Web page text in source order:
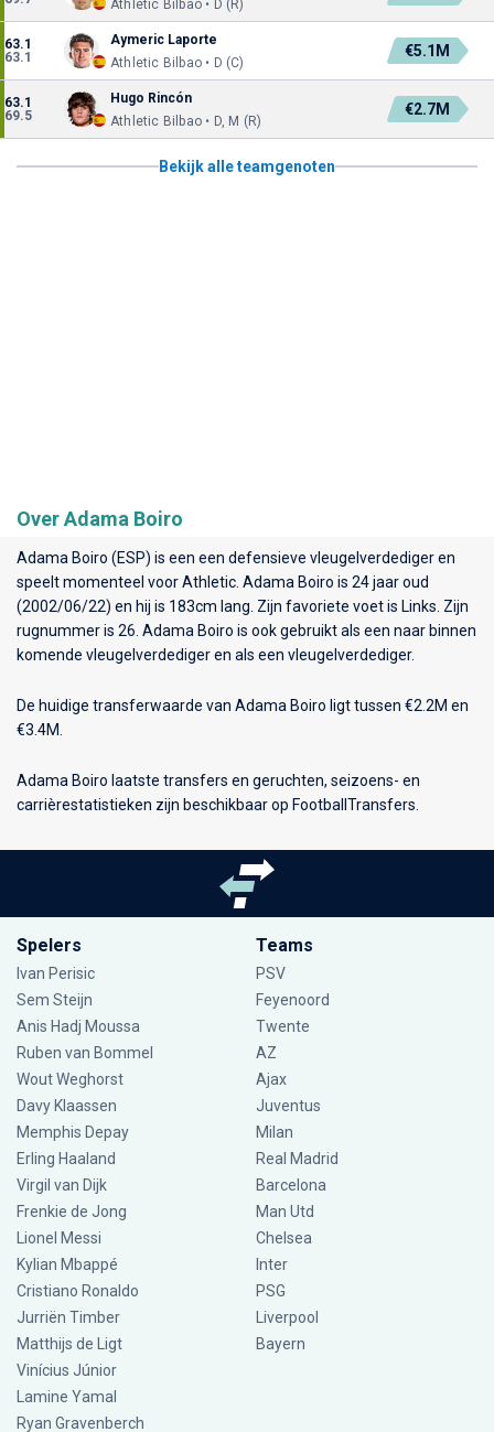
Athletic Bilbao • D (R)
63.1
63.1
Aymeric Laporte
Athletic Bilbao • D (C)
€5.1M
63.1
69.5
Hugo Rincón
Athletic Bilbao • D, M (R)
€2.7M
Bekijk alle teamgenoten
Over Adama Boiro
Adama Boiro (ESP) is een een defensieve vleugelverdediger en
speelt momenteel voorAthletic . Adama Boiro is 24 jaar oud
(2002/06/22) en hij is 183cm lang. Zijn favoriete voet is Links. Zijn
rugnummer is 26. Adama Boiro is ook gebruikt als een naar binnen
komende vleugelverdediger en als een vleugelverdediger.
De huidige transferwaarde van Adama Boiro ligt tussen €2.2M en
€3.4M.
Adama Boiro laatste transfers en geruchten, seizoens- en
carrièrestatistieken zijn beschikbaar op FootballTransfers.
Spelers
Ivan Perisic
Sem Steijn
Anis Hadj Moussa
Ruben van Bommel
Wout Weghorst
Davy Klaassen
Memphis Depay
Erling Haaland
Virgil van Dijk
Frenkie de Jong
Lionel Messi
Kylian Mbappé
Cristiano Ronaldo
Jurriën Timber
Matthijs de Ligt
Vinícius Júnior
Lamine Yamal
Ryan Gravenberch
Teams
PSV
Feyenoord
Twente
AZ
Ajax
Juventus
Milan
Real Madrid
Barcelona
Man Utd
Chelsea
Inter
PSG
Liverpool
Bayern